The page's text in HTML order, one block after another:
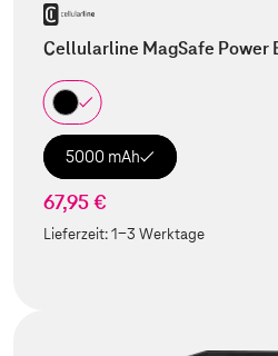
Cellularline MagSafe Power
5000 mAh
67,95 €
Lieferzeit:1-3 Werktage